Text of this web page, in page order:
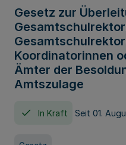
Gesetz zur
Koordinatorinnen
Ämter der
Amtszulage
In Kraft Seit 01.